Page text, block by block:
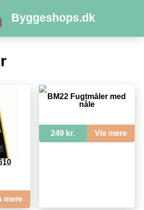
Byggeshops.dk
mere
BM22 Fugtmåler med
nåle
249 kr. Vis mere